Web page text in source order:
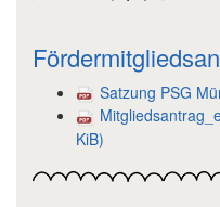
Satzung PSG
KiB)